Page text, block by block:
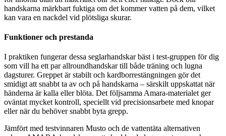
handskarna märkbart fuktiga om det kommer vatten på dem, vilket
kan vara en nackdel vid plötsliga skurar.
Funktioner och prestanda
I praktiken fungerar dessa seglarhandskar bäst i test-gruppen för dig
som vill ha ett par allroundhandskar till både träning och lugna
dagsturer. Greppet är stabilt och kardborrestängningen gör det
smidigt att snabbt ta av och på handskarna – särskilt uppskattat när
händerna är kalla eller blöta. Det följsamma Amara-materialet ger
oväntat mycket kontroll, speciellt vid precisionsarbete med knopar
eller när du behöver snabbt byta grepp.
Jämfört med testvinnaren Musto och de vattentäta alternativen